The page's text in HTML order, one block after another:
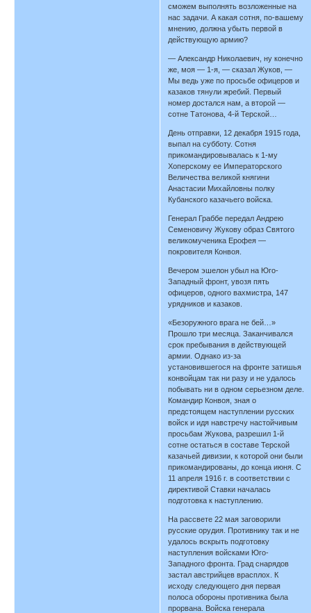
сможем выполнять возложенные на
нас задачи. А какая сотня, по-вашему
мнению, должна убыть первой в
действующую армию?
— Александр Николаевич, ну конечно
же, моя — 1-я, — сказал Жуков, —
Мы ведь уже по просьбе офицеров и
казаков тянули жребий. Первый
номер достался нам, а второй —
сотне Татонова, 4-й Терской…
День отправки, 12 декабря 1915 года,
выпал на субботу. Сотня
прикомандировывалась к 1-му
Хоперскому ее Императорского
Величества великой княгини
Анастасии Михайловны полку
Кубанского казачьего войска.
Генерал Граббе передал Андрею
Семеновичу Жукову образ Святого
великомученика Ерофея —
покровителя Конвоя.
Вечером эшелон убыл на Юго-
Западный фронт, увозя пять
офицеров, одного вахмистра, 147
урядников и казаков.
«Безоружного врага не бей…»
Прошло три месяца. Заканчивался
срок пребывания в действующей
армии. Однако из-за
установившегося на фронте затишья
конвойцам так ни разу и не удалось
побывать ни в одном серьезном деле.
Командир Конвоя, зная о
предстоящем наступлении русских
войск и идя навстречу настойчивым
просьбам Жукова, разрешил 1-й
сотне остаться в составе Терской
казачьей дивизии, к которой они были
прикомандированы, до конца июня. С
11 апреля 1916 г. в соответствии с
директивой Ставки началась
подготовка к наступлению.
На рассвете 22 мая заговорили
русские орудия. Противнику так и не
удалось вскрыть подготовку
наступления войсками Юго-
Западного фронта. Град снарядов
застал австрийцев врасплох. К
исходу следующего дня первая
полоса обороны противника была
прорвана. Войска генерала